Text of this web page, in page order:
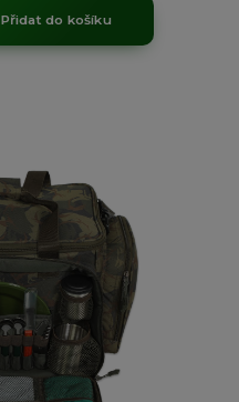
Přidat do košíku